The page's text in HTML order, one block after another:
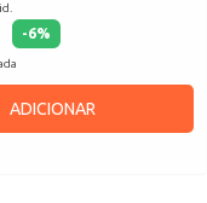
-6%
ADICIONAR